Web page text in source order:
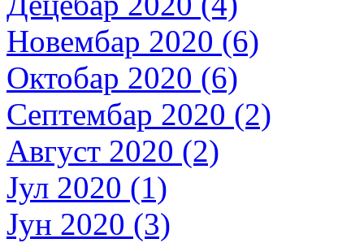
Новембар 2020 (6)
Октобар 2020 (6)
Септембар 2020 (2)
Август 2020 (2)
Јул 2020 (1)
Јун 2020 (3)